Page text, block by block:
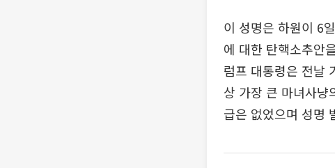
이 성명은 하원이 6
에 대한 탄핵소추안
럼프 대통령은 전날
상 가장 큰 마녀사냥
급은 없었으며 성명